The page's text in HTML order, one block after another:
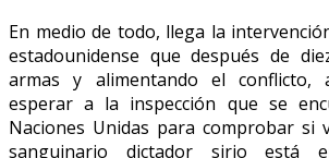
En medio de todo, llega la
estadounidense que después de
armas y alimentando el conflicto,
esperar a la inspección que se
Naciones Unidas para comprobar si
sanguinario dictador sirio está